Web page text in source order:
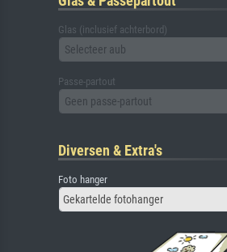
Glas (inclusief achterbord)
Selecteer aub
Passe-partout
Geen passe-partout
Diversen & Extra's
Foto hanger
Gekartelde fotohanger